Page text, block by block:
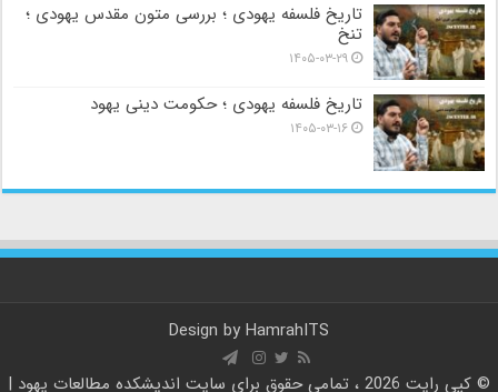
تاریخ فلسفه یهودی ؛ بررسی متون مقدس یهودی ؛
تنخ
۱۴۰۵-۰۳-۲۹
تاریخ فلسفه یهودی ؛ حکومت دینی یهود
۱۴۰۵-۰۳-۱۶
Design by HamrahITS
© کپی رایت 2026 ، تمامی حقوق برای سایت
اندیشکده مطالعات یهود |